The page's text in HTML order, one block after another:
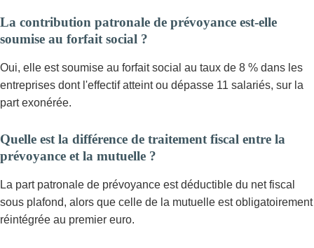
La contribution patronale de prévoyance est-elle
soumise au forfait social ?
Oui, elle est soumise au forfait social au taux de 8 % dans les
entreprises dont l'effectif atteint ou dépasse 11 salariés, sur la
part exonérée.
Quelle est la différence de traitement fiscal entre la
prévoyance et la mutuelle ?
La part patronale de prévoyance est déductible du net fiscal
sous plafond, alors que celle de la mutuelle est obligatoirement
réintégrée au premier euro.